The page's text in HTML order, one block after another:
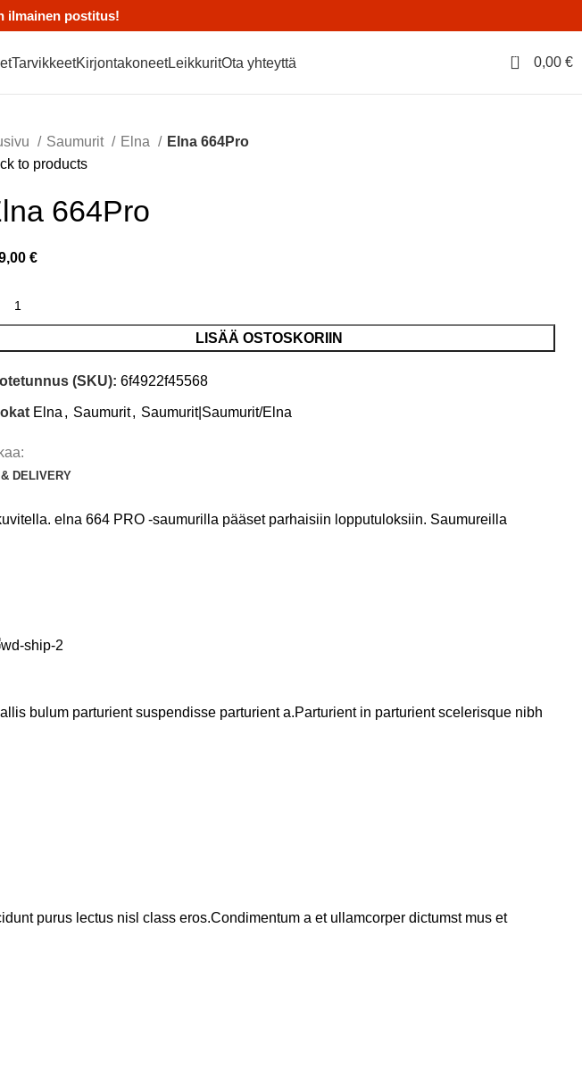
ilmainen postitus!
TarvikkeetKirjontakoneetLeikkuritOta yhteyttä 0 0,00 €
Saumurit Elna
Elna 664Pro
to products
664Pro
€
LISÄÄ OSTOSKORIIN
(SKU): 6f4922f45568
Elna , Saumurit, Saumurit|Saumurit/Elna
DELIVERY
elna 664 PRO -saumurilla pääset parhaisiin lopputuloksiin. Saumureilla
bulum parturient suspendisse parturient a.Parturient in parturient scelerisque nibh
purus lectus nisl class eros.Condimentum a et ullamcorper dictumst mus et